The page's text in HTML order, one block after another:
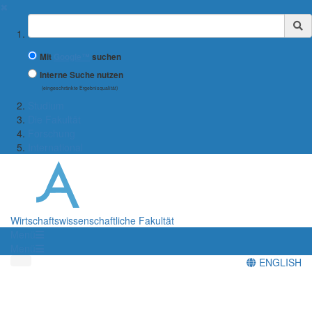
Suchbegriff
Mit
suchen
Interne Suche nutzen
(eingeschränkte Ergebnisqualität)
Wirtschaftswissenschaftliche Fakultät
ENGLISH